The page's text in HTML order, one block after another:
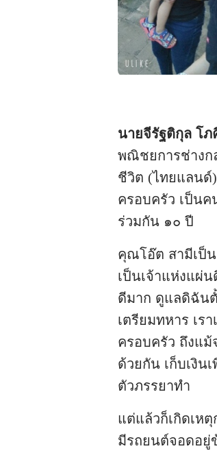
นายจีรัฐติกุล โ
พณิชยการช่างก
ชีวิต (ไทยแลนด์
ครอบครัว เป็นค
ร่วมกัน ๑๐ ปี
คุณโอ๊ต สามีเป็
เป็นเจ้าแห่งแผ่
ดีมาก ดูแลดิฉันตั้
เตรียมทหาร เร
ครอบครัว ถึงแม้
ด้วยกัน เก็บเงิน
ตัวภรรยาทำ
แต่แล้วก็เกิดเห
มีรถยนต์จอดอยู่